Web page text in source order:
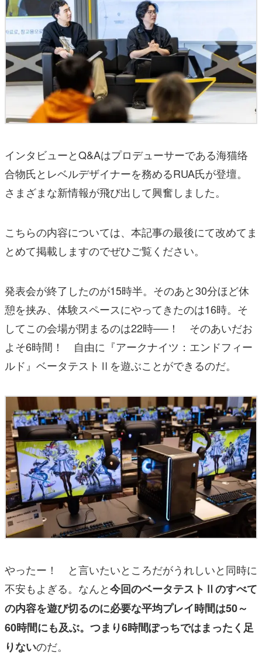
インタビューとQ&Aはプロデューサーである海猫络
合物氏とレベルデザイナーを務めるRUA氏が登壇。
さまざまな新情報が飛び出して興奮しました。
こちらの内容については、本記事の最後にて改めてま
とめて掲載しますのでぜひご覧ください。
発表会が終了したのが15時半。そのあと30分ほど休
憩を挟み、体験スペースにやってきたのは16時。そ
してこの会場が閉まるのは22時──！ そのあいだお
よそ6時間！ 自由に『アークナイツ：エンドフィー
ルド』ベータテストⅡを遊ぶことができるのだ。
やったー！ と言いたいところだがうれしいと同時に
不安もよぎる。なんと今回のベータテストⅡのすべて
の内容を遊び切るのに必要な平均プレイ時間は50～
60時間にも及ぶ。つまり6時間ぽっちではまったく足
りないのだ。